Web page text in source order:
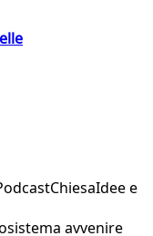
ChiesaIdee e
avvenire